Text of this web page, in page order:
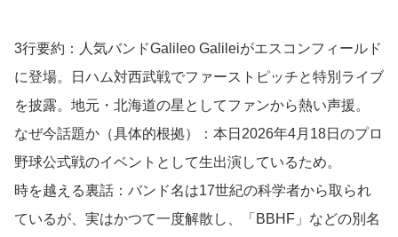
3行要約：人気バンドGalileo Galileiがエスコンフィールド
に登場。日ハム対西武戦でファーストピッチと特別ライブ
を披露。地元・北海道の星としてファンから熱い声援。
なぜ今話題か（具体的根拠）：本日2026年4月18日のプロ
野球公式戦のイベントとして生出演しているため。
時を越える裏話：バンド名は17世紀の科学者から取られ
ているが、実はかつて一度解散し、「BBHF」などの別名